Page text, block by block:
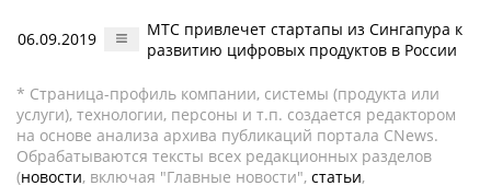
06.09.2019
МТС привлечет стартапы из Сингапура к
развитию цифровых продуктов в России
* Страница-профиль компании, системы (продукта или
услуги), технологии, персоны и т.п. создается редактором
на основе анализа архива публикаций портала CNews.
Обрабатываются тексты всех редакционных разделов
(новости, включая "Главные новости", статьи,